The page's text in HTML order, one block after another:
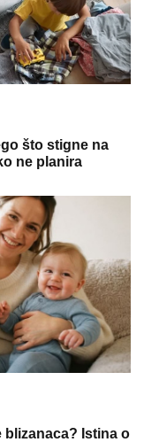
što stigne na
ne planira
blizanaca? Istina o